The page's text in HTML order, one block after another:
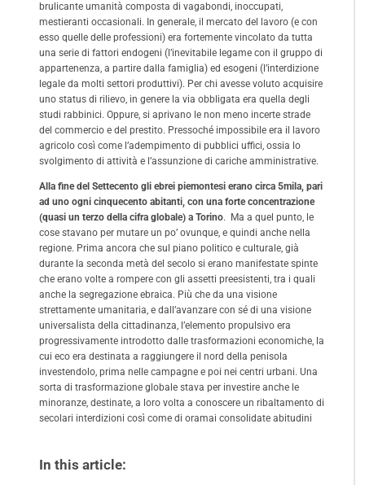
brulicante umanità composta di vagabondi, inoccupati,
mestieranti occasionali. In generale, il mercato del lavoro (e con
esso quelle delle professioni) era fortemente vincolato da tutta
una serie di fattori endogeni (l’inevitabile legame con il gruppo di
appartenenza, a partire dalla famiglia) ed esogeni (l’interdizione
legale da molti settori produttivi). Per chi avesse voluto acquisire
uno status di rilievo, in genere la via obbligata era quella degli
studi rabbinici. Oppure, si aprivano le non meno incerte strade
del commercio e del prestito. Pressoché impossibile era il lavoro
agricolo così come l’adempimento di pubblici uffici, ossia lo
svolgimento di attività e l’assunzione di cariche amministrative.
Alla fine del Settecento gli ebrei piemontesi erano circa 5mila, pari
ad uno ogni cinquecento abitanti, con una forte concentrazione
(quasi un terzo della cifra globale) a Torino. Ma a quel punto, le
cose stavano per mutare un po’ ovunque, e quindi anche nella
regione. Prima ancora che sul piano politico e culturale, già
durante la seconda metà del secolo si erano manifestate spinte
che erano volte a rompere con gli assetti preesistenti, tra i quali
anche la segregazione ebraica. Più che da una visione
strettamente umanitaria, e dall’avanzare con sé di una visione
universalista della cittadinanza, l’elemento propulsivo era
progressivamente introdotto dalle trasformazioni economiche, la
cui eco era destinata a raggiungere il nord della penisola
investendolo, prima nelle campagne e poi nei centri urbani. Una
sorta di trasformazione globale stava per investire anche le
minoranze, destinate, a loro volta a conoscere un ribaltamento di
secolari interdizioni così come di oramai consolidate abitudini
In this article: